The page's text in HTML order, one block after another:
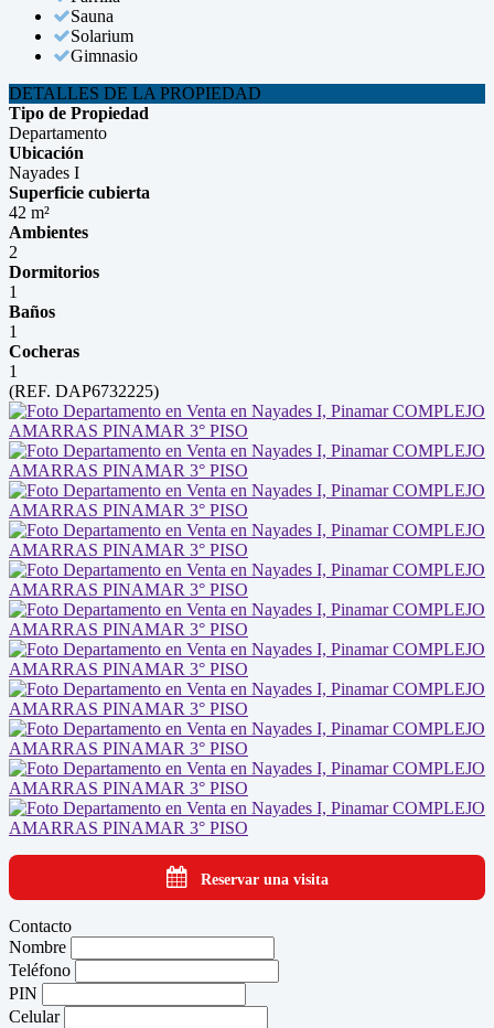
Sauna
Solarium
Gimnasio
DETALLES DE LA PROPIEDAD
Tipo de Propiedad
Departamento
Ubicación
Nayades I
Superficie cubierta
42 m²
Ambientes
2
Dormitorios
1
Baños
1
Cocheras
1
(REF. DAP6732225)
Reservar una visita
Contacto
Nombre
Teléfono
PIN
Celular